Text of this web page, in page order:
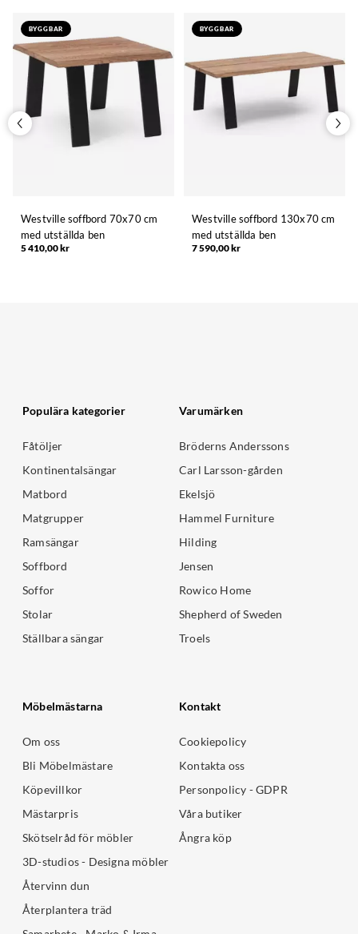
BYGGBAR
Westville soffbord 70x70 cm
med utställda ben
5 410,00 kr
BYGGBAR
Westville soffbord 130x70 cm
med utställda ben
7 590,00 kr
Populära kategorier
Fåtöljer
Kontinentalsängar
Matbord
Matgrupper
Ramsängar
Soffbord
Soffor
Stolar
Ställbara sängar
Varumärken
Bröderns Anderssons
Carl Larsson-gården
Ekelsjö
Hammel Furniture
Hilding
Jensen
Rowico Home
Shepherd of Sweden
Troels
Möbelmästarna
Om oss
Bli Möbelmästare
Köpevillkor
Mästarpris
Skötselråd för möbler
3D-studios - Designa möbler
Återvinn dun
Återplantera träd
Kontakt
Cookiepolicy
Kontakta oss
Personpolicy - GDPR
Våra butiker
Ångra köp